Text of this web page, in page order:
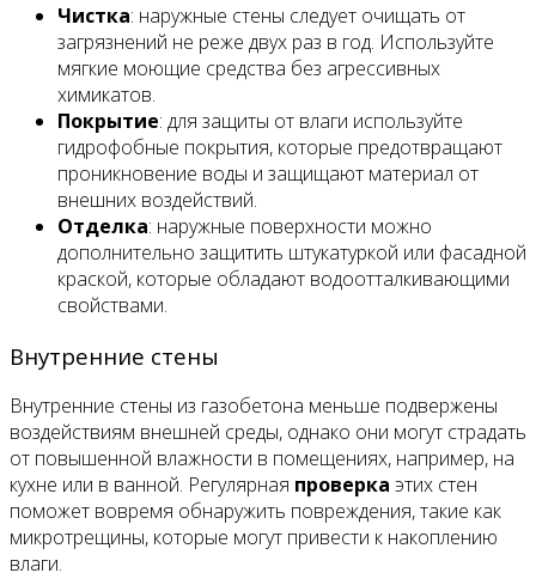
Чистка: наружные стены следует очищать от
загрязнений не реже двух раз в год. Используйте
мягкие моющие средства без агрессивных
химикатов.
Покрытие: для защиты от влаги используйте
гидрофобные покрытия, которые предотвращают
проникновение воды и защищают материал от
внешних воздействий.
Отделка: наружные поверхности можно
дополнительно защитить штукатуркой или фасадной
краской, которые обладают водоотталкивающими
свойствами.
Внутренние стены
Внутренние стены из газобетона меньше подвержены
воздействиям внешней среды, однако они могут страдать
от повышенной влажности в помещениях, например, на
кухне или в ванной. Регулярная проверка этих стен
поможет вовремя обнаружить повреждения, такие как
микротрещины, которые могут привести к накоплению
влаги.